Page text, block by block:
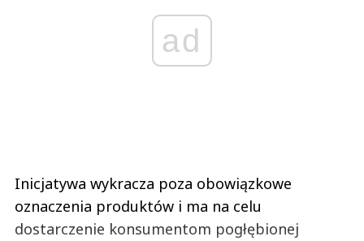
ad
Inicjatywa wykracza poza obowiązkowe
oznaczenia produktów i ma na celu
dostarczenie konsumentom pogłębionej